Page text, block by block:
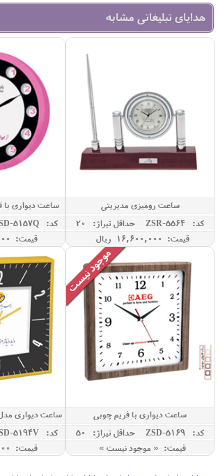
هدایای تبلیغاتی مشابه
ساعت رومیزی مدیریتی
کد: ZSR-5564
حداقل تيراژ: 20
قیمت: 16,600,000 ريال
ساعت دیواری
کد: ZSD-5157Q
قیمت: 7,480,000 ريال
ساعت دیواری با فریم چوبی
کد: ZSD-5169
حداقل تيراژ: 50
قیمت: « موجود نیست »
ساعت دیواری
کد: ZSD-5194V
قیمت: 8,900,000 ريال